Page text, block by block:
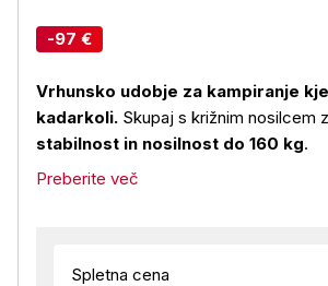
-97 €
Vrhunsko udobje za kampiranje
kadarkoli. Skupaj s križnim nosilcem
stabilnost in nosilnost do 160 kg.
Preberite več
Spletna cena